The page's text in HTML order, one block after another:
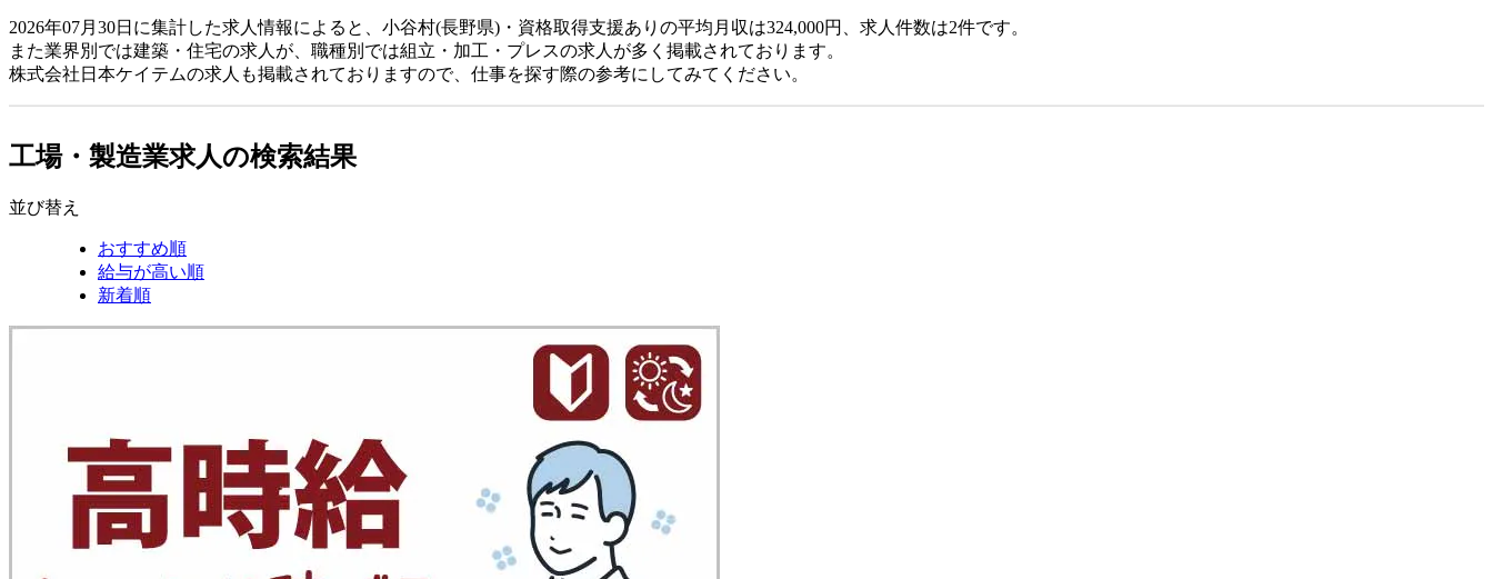
2026年07月30日に集計した求人情報によると、小谷村(長野県)・資格取得支援ありの平均月収は324,000円、求人件数は2件です。
また業界別では建築・住宅の求人が、職種別では組立・加工・プレスの求人が多く掲載されております。
株式会社日本ケイテムの求人も掲載されておりますので、仕事を探す際の参考にしてみてください。
工場・製造業求人の検索結果
並び替え
おすすめ順
給与が高い順
新着順